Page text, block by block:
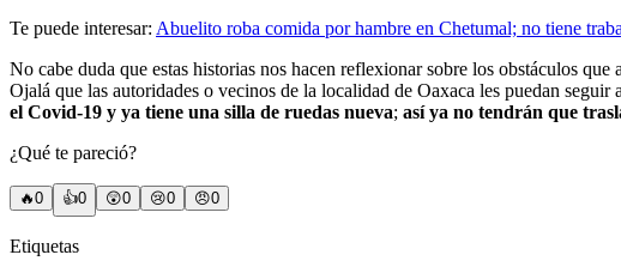
Te puede interesar: Abuelito roba comida por hambre en Chetumal; no tiene
No cabe duda que estas historias nos hacen reflexionar sobre los obstáculos
Ojalá que las autoridades o vecinos de la localidad de Oaxaca les puedan
el Covid-19 y ya tiene una silla de ruedas nueva; así ya no tendrán que
¿Qué te pareció?
🔥0 👍0 😲0 😢0 😠0
Etiquetas